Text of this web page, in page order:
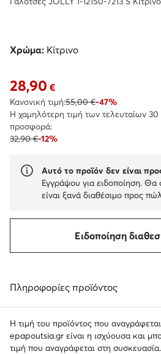
Χρώμα: Κίτρινο
Τρέχουσα τιμή 28,90 €
28,90 €
Κανονική τιμή:55,00 €-47%
Η χαμηλότερη τιμή των τελευταίων
προσφορά:
32,90 €-12%
Αυτό το προϊόν δεν είναι
Εγγράψου για ειδοποίηση.
είναι ξανά διαθέσιμο προς
Ειδοποίηση
Πληροφορίες προϊόντος
Η τιμή του προϊόντος που
epapoutsia.gr είναι η ισχύουσα και
τιμή που αναγράφεται στη συσκευασία.